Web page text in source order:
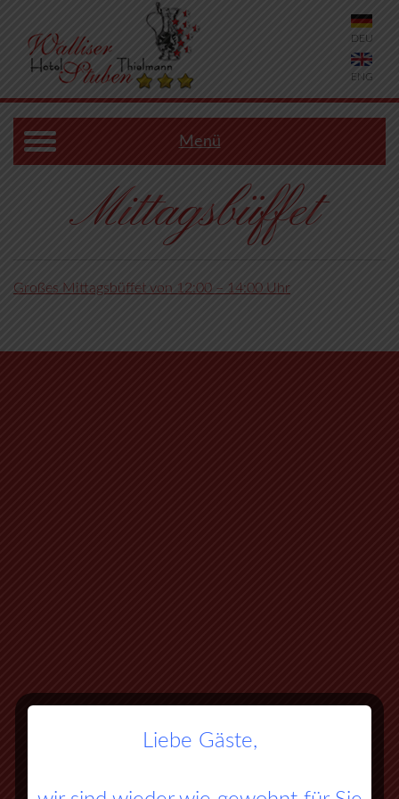
DEU
ENG
Menü
Mittagsbüffet
Großes Mittagsbüffet von 12:00 – 14:00 Uhr
Liebe Gäste,